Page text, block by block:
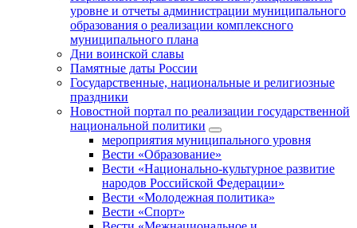
уровне и отчеты администрации муниципального
образования о реализации комплексного
муниципального плана
Дни воинской славы
Памятные даты России
Государственные, национальные и религиозные
праздники
Новостной портал по реализации государственной
национальной политики
мероприятия муниципального уровня
Вести «Образование»
Вести «Национально-культурное развитие
народов Российской Федерации»
Вести «Молодежная политика»
Вести «Спорт»